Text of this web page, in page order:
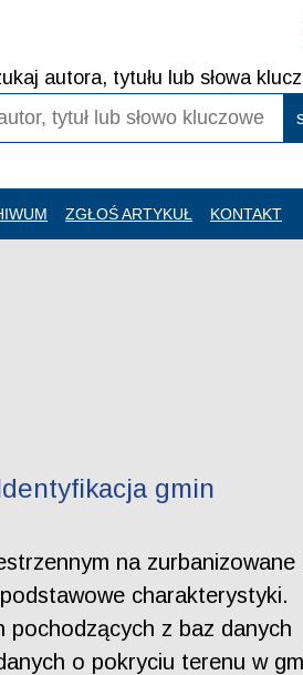
autora, tytułu lub słowa
ZGŁOŚ ARTYKUŁ KONTAKT
gmin
na zurbanizowane
charakterystyki.
pochodzących z baz danych
o pokryciu terenu w